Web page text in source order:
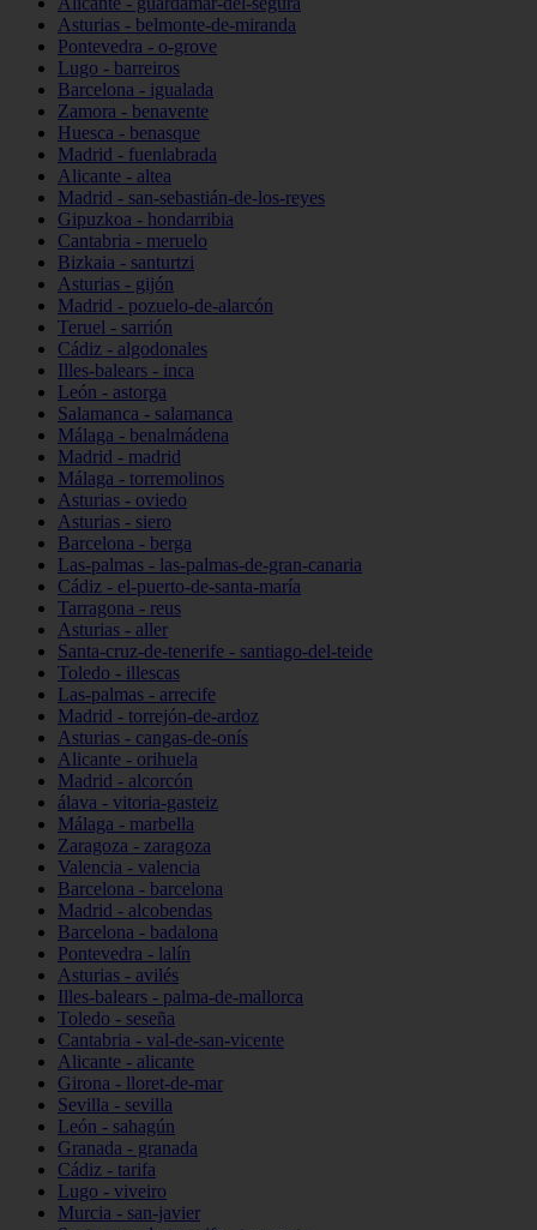
Asturias - belmonte-de-miranda
Pontevedra - o-grove
Lugo - barreiros
Barcelona - igualada
Zamora - benavente
Huesca - benasque
Madrid - fuenlabrada
Alicante - altea
Madrid - san-sebastián-de-los-reyes
Gipuzkoa - hondarribia
Cantabria - meruelo
Bizkaia - santurtzi
Asturias - gijón
Madrid - pozuelo-de-alarcón
Teruel - sarrión
Cádiz - algodonales
Illes-balears - inca
León - astorga
Salamanca - salamanca
Málaga - benalmádena
Madrid - madrid
Málaga - torremolinos
Asturias - oviedo
Asturias - siero
Barcelona - berga
Las-palmas - las-palmas-de-gran-canaria
Cádiz - el-puerto-de-santa-maría
Tarragona - reus
Asturias - aller
Santa-cruz-de-tenerife - santiago-del-teide
Toledo - illescas
Las-palmas - arrecife
Madrid - torrejón-de-ardoz
Asturias - cangas-de-onís
Alicante - orihuela
Madrid - alcorcón
álava - vitoria-gasteiz
Málaga - marbella
Zaragoza - zaragoza
Valencia - valencia
Barcelona - barcelona
Madrid - alcobendas
Barcelona - badalona
Pontevedra - lalín
Asturias - avilés
Illes-balears - palma-de-mallorca
Toledo - seseña
Cantabria - val-de-san-vicente
Alicante - alicante
Girona - lloret-de-mar
Sevilla - sevilla
León - sahagún
Granada - granada
Cádiz - tarifa
Lugo - viveiro
Murcia - san-javier